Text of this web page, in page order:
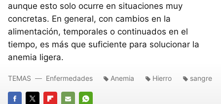
aunque esto solo ocurre en situaciones muy
concretas. En general, con cambios en la
alimentación, temporales o continuados en el
tiempo, es más que suficiente para solucionar la
anemia ligera.
TEMAS Enfermedades Anemia Hierro sangre